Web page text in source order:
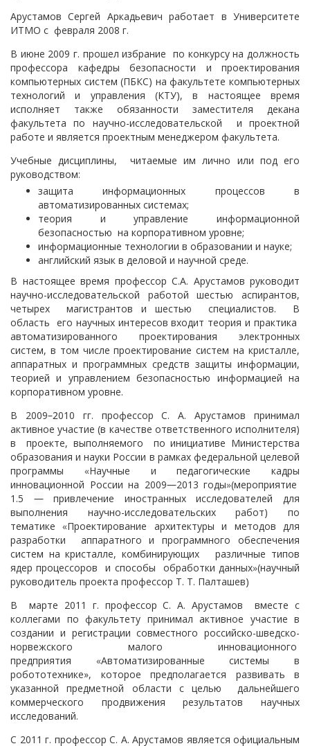
Арустамов Сергей Аркадьевич работает в Университете
ИТМО с февраля 2008 г.
В июне 2009 г. прошел избрание по конкурсу на должность
профессора кафедры безопасности и проектирования
компьютерных систем (ПБКС) на факультете компьютерных
технологий и управления (КТУ), в настоящее время
исполняет также обязанности заместителя декана
факультета по научно-исследовательской и проектной
работе и является проектным менеджером факультета.
Учебные дисциплины, читаемые им лично или под его
руководством:
защита информационных процессов в
автоматизированных системах;
теория и управление информационной
безопасностью на корпоративном уровне;
информационные технологии в образовании и науке;
английский язык в деловой и научной среде.
В настоящее время профессор С.А. Арустамов руководит
научно-исследовательской работой шестью аспирантов,
четырех магистрантов и шестью специалистов. В
область его научных интересов входит теория и практика
автоматизированного проектирования электронных
систем, в том числе проектирование систем на кристалле,
аппаратных и программных средств защиты информации,
теорией и управлением безопасностью информацией на
корпоративном уровне.
В 2009–2010 гг. профессор С. А. Арустамов принимал
активное участие (в качестве ответственного исполнителя)
в проекте, выполняемого по инициативе Министерства
образования и науки России в рамках федеральной целевой
программы «Научные и педагогические кадры
инновационной России на 2009—2013 годы»(мероприятие
1.5 —привлечение иностранных исследователей для
выполнения научно-исследовательских работ) по
тематике«Проектирование архитектуры и методов для
разработки аппаратного и программного обеспечения
систем на кристалле, комбинирующих различные типов
ядер процессоров и способы обработки данных»(научный
руководитель проекта профессор Т. Т. Палташев)
В марте 2011 г. профессор С. А. Арустамов вместе с
коллегами по факультету принимал активное участие в
создании и регистрации совместного российско-шведско-
норвежского малого инновационного
предприятия «Автоматизированные системы в
робототехнике», которое предполагается развивать в
указанной предметной области с целью дальнейшего
коммерческого продвижения результатов научных
исследований.
С 2011 г. профессор С. А. Арустамов является официальным